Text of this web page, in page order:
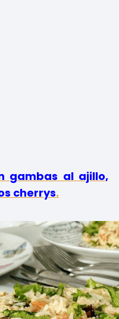
gambas al ajillo,
cherrys.